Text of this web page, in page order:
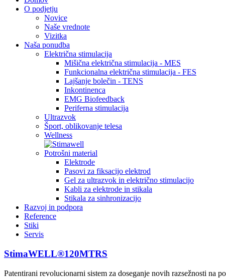
O podjetju
Novice
Naše vrednote
Vizitka
Naša ponudba
Električna stimulacija
Mišična električna stimulacija - MES
Funkcionalna električna stimulacija - FES
Lajšanje bolečin - TENS
Inkontinenca
EMG Biofeedback
Periferna stimulacija
Ultrazvok
Šport, oblikovanje telesa
Wellness
Potrošni material
Elektrode
Pasovi za fiksacijo elektrod
Gel za ultrazvok in električno stimulacijo
Kabli za elektrode in stikala
Stikala za sinhronizacijo
Razvoj in podpora
Reference
Stiki
Servis
StimaWELL®120MTRS
Patentirani revolucionarni sistem za doseganje novih razsežnosti na